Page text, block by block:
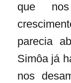
que
parecia
Simôa já
nos